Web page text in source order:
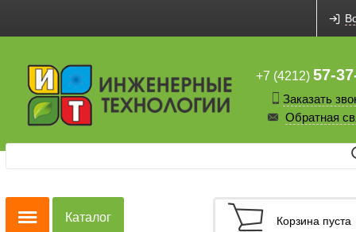
+7 (4212) 57-
Заказать
Обратная
Корзина пуста
Каталог